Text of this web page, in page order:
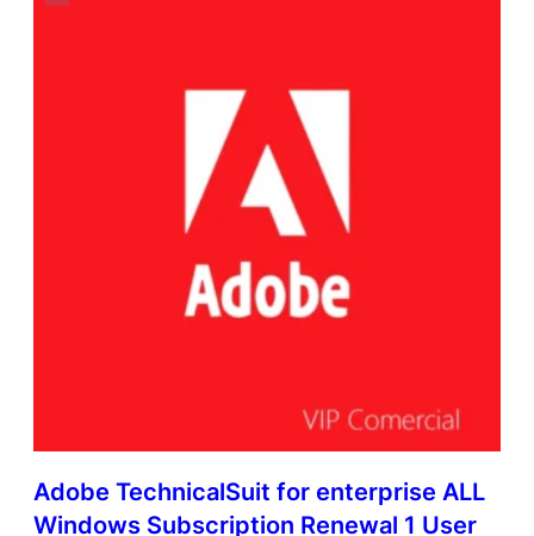
Adobe TechnicalSuit for enterprise ALL
Windows Subscription Renewal 1 User